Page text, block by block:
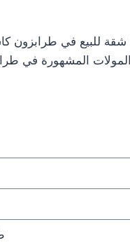
شقة للبيع في
المشهورة في